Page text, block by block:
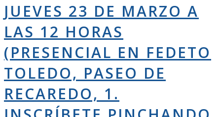
JUEVES 23 DE MARZO A
LAS 12 HORAS
(PRESENCIAL EN FEDETO
TOLEDO, PASEO DE
RECAREDO, 1.